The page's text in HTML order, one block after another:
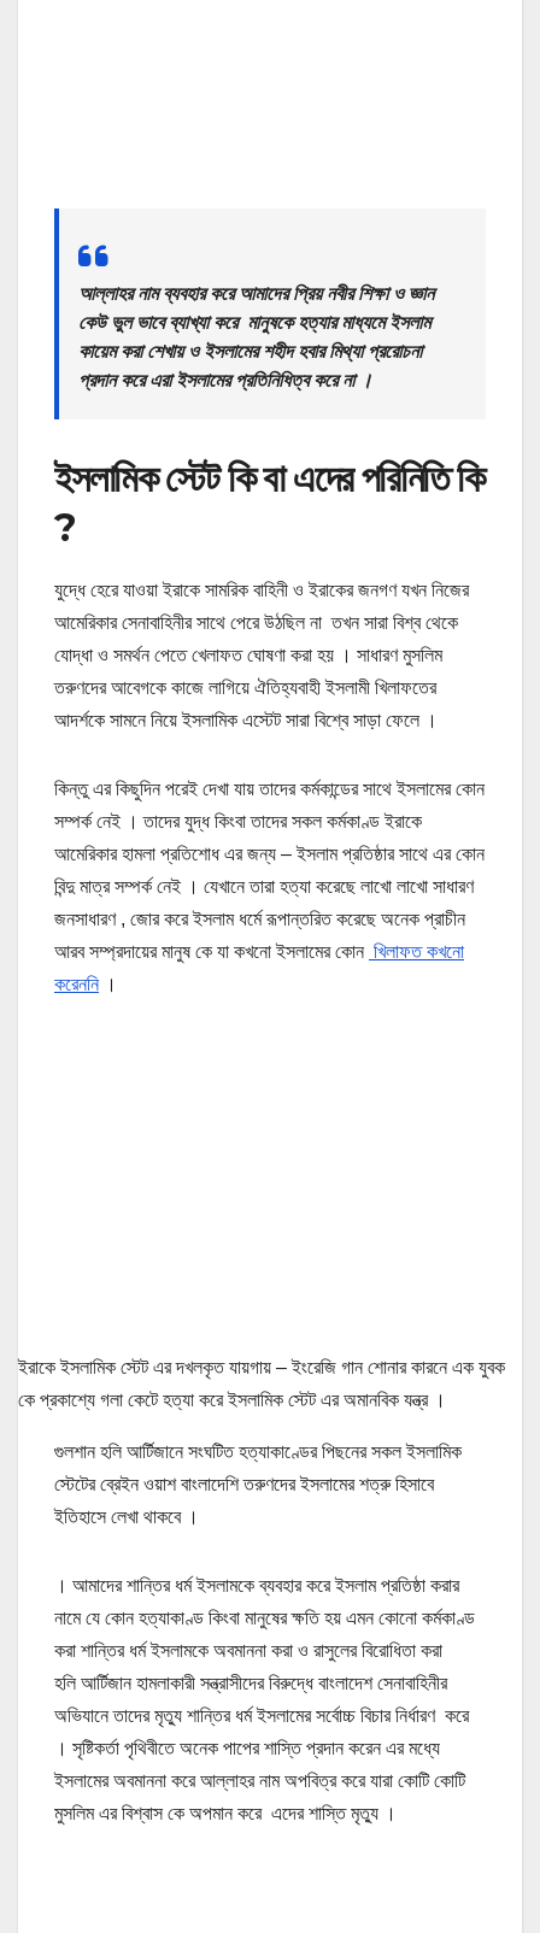
আল্লাহর নাম ব্যবহার করে আমাদের প্রিয় নবীর শিক্ষা ও জ্ঞান
কেউ ভুল ভাবে ব্যাখ্যা করে মানুষকে হত্যার মাধ্যমে ইসলাম
কায়েম করা শেখায় ও ইসলামের শহীদ হবার মিথ্যা প্ররোচনা
প্রদান করে এরা ইসলামের প্রতিনিধিত্ব করে না ।
ইসলামিক স্টেট কি বা এদের পরিনিতি কি
?
যুদ্ধে হেরে যাওয়া ইরাকে সামরিক বাহিনী ও ইরাকের জনগণ যখন নিজের
আমেরিকার সেনাবাহিনীর সাথে পেরে উঠছিল না তখন সারা বিশ্ব থেকে
যোদ্ধা ও সমর্থন পেতে খেলাফত ঘোষণা করা হয় । সাধারণ মুসলিম
তরুণদের আবেগকে কাজে লাগিয়ে ঐতিহ্যবাহী ইসলামী খিলাফতের
আদর্শকে সামনে নিয়ে ইসলামিক এস্টেট সারা বিশ্বে সাড়া ফেলে ।
কিন্তু এর কিছুদিন পরেই দেখা যায় তাদের কর্মকান্ডের সাথে ইসলামের কোন
সম্পর্ক নেই । তাদের যুদ্ধ কিংবা তাদের সকল কর্মকাণ্ড ইরাকে
আমেরিকার হামলা প্রতিশোধ এর জন্য – ইসলাম প্রতিষ্ঠার সাথে এর কোন
বিন্দু মাত্র সম্পর্ক নেই । যেখানে তারা হত্যা করেছে লাখো লাখো সাধারণ
জনসাধারণ , জোর করে ইসলাম ধর্মে রূপান্তরিত করেছে অনেক প্রাচীন
আরব সম্প্রদায়ের মানুষ কে যা কখনো ইসলামের কোন খিলাফত কখনো
করেননি।
ইরাকে ইসলামিক স্টেট এর দখলকৃত যায়গায় – ইংরেজি গান শোনার কারনে এক যুবক
কে প্রকাশ্যে গলা কেটে হত্যা করে ইসলামিক স্টেট এর অমানবিক যন্ত্র ।
গুলশান হলি আর্টিজানে সংঘটিত হত্যাকাণ্ডের পিছনের সকল ইসলামিক
স্টেটের ব্রেইন ওয়াশ বাংলাদেশি তরুণদের ইসলামের শত্রু হিসাবে
ইতিহাসে লেখা থাকবে ।
। আমাদের শান্তির ধর্ম ইসলামকে ব্যবহার করে ইসলাম প্রতিষ্ঠা করার
নামে যে কোন হত্যাকাণ্ড কিংবা মানুষের ক্ষতি হয় এমন কোনো কর্মকাণ্ড
করা শান্তির ধর্ম ইসলামকে অবমাননা করা ও রাসুলের বিরোধিতা করা
হলি আর্টিজান হামলাকারী সন্ত্রাসীদের বিরুদ্ধে বাংলাদেশ সেনাবাহিনীর
অভিযানে তাদের মৃত্যু শান্তির ধর্ম ইসলামের সর্বোচ্চ বিচার নির্ধারণ করে
। সৃষ্টিকর্তা পৃথিবীতে অনেক পাপের শাস্তি প্রদান করেন এর মধ্যে
ইসলামের অবমাননা করে আল্লাহর নাম অপবিত্র করে যারা কোটি কোটি
মুসলিম এর বিশ্বাস কে অপমান করে এদের শাস্তি মৃত্যু ।